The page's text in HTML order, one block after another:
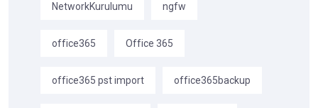
NetworkKurulumu ngfw
office365 Office 365
office365 pst import office365backup